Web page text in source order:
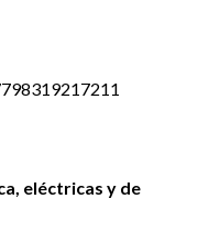
eléctricas y de